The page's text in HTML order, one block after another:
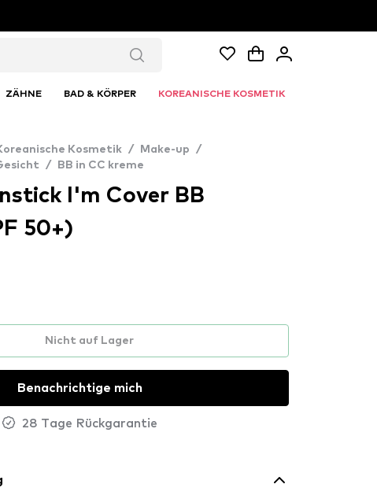
ZÄHNE BAD & KÖRPER KOREANISCHE KOSMETIK
Kosmetik / Make-up
/
/ BB in CC kreme
I'm Cover BB
50+)
Nicht auf Lager
Benachrichtige mich
28 Tage Rückgarantie